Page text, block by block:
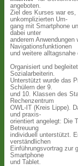
angeboten.
Ziel des Kurses war es,
unkomplizierten Um-
gang mit Smartphone
dabei unter
anderem
Navigationsfunktionen
und weitere alltagsnahe
Organisiert und
Sozialarbeiterin.
Unterstützt wurde das
Schülern der 9.
und 10. Klassen des
Rechenzentrum
OWL-IT (Kreis Lippe).
und praxis-
orientiert angelegt: Die
Betreuung
individuell unterstützt.
verständlichen
Einführungsvortrag zur
Smartphone
und Tablet.